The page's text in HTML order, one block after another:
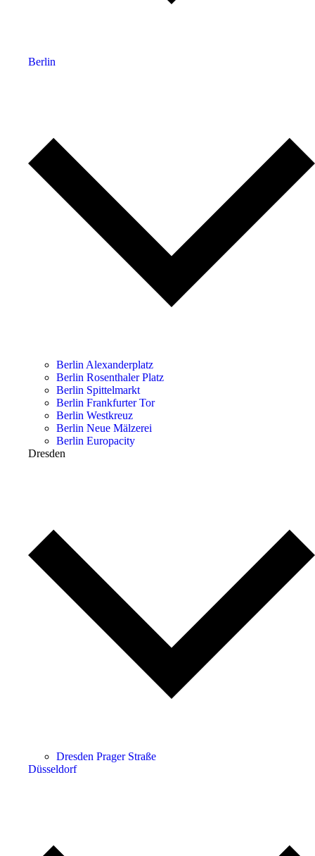
Berlin
Berlin Alexanderplatz
Berlin Rosenthaler Platz
Berlin Spittelmarkt
Berlin Frankfurter Tor
Berlin Westkreuz
Berlin Neue Mälzerei
Berlin Europacity
Dresden
Dresden Prager Straße
Düsseldorf